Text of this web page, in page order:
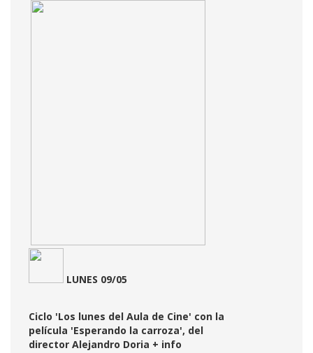
LUNES 09/05
Ciclo 'Los lunes del Aula de Cine' con la
película 'Esperando la carroza', del
director Alejandro Doria + info